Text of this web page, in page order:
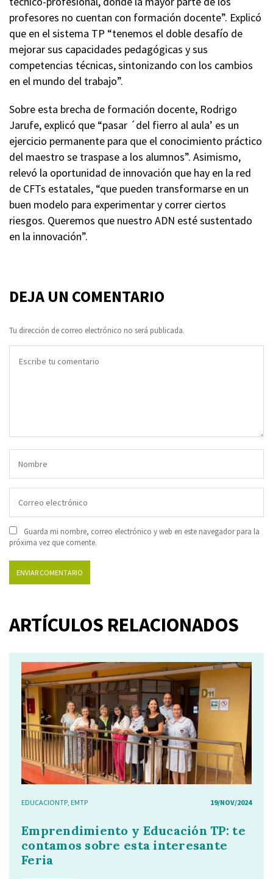
profesores no cuentan con formación docente”. Explicó
que en el sistema TP “tenemos el doble desafío de
mejorar sus capacidades pedagógicas y sus
competencias técnicas, sintonizando con los cambios
en el mundo del trabajo”.
Sobre esta brecha de formación docente, Rodrigo
Jarufe, explicó que “pasar ´del fierro al aula’ es un
ejercicio permanente para que el conocimiento práctico
del maestro se traspase a los alumnos”. Asimismo,
relevó la oportunidad de innovación que hay en la red
de CFTs estatales, “que pueden transformarse en un
buen modelo para experimentar y correr ciertos
riesgos. Queremos que nuestro ADN esté sustentado
en la innovación”.
DEJA UN COMENTARIO
Tu dirección de correo electrónico no será publicada.
Guarda mi nombre, correo electrónico y web en este navegador para la
próxima vez que comente.
ARTÍCULOS RELACIONADOS
EDUCACIONTP, EMTP 19/NOV/2024
Emprendimiento y Educación TP: te
contamos sobre esta interesante
Feria